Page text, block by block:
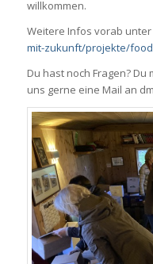
willkommen.
Weitere Infos vorab unter
mit-zukunft/projekte/
Du hast noch Fragen?
uns gerne eine Mail an